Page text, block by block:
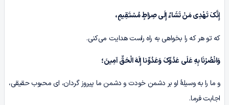
إِنَّکَ تَهْدِی مَنْ تَشَاءُ إِلَى صِرَاطٍ مُسْتَقِیمٍ،
که تو هر که را بخواهی به راه راست هدایت می‌کنی.
وَانْصُرْنَا بِهِ عَلَى عَدُوِّکَ وَعَدُوِّنا إِلَهَ الْحَقِّ آمِینَ؛
و ما را به وسیلۀ او بر دشمن خودت و دشمن ما پیروز گردان، ای محبوب حقیقی،
اجابت فرما.